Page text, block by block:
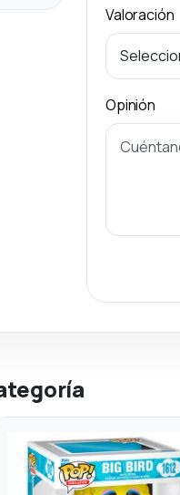
Valoración
Opinión